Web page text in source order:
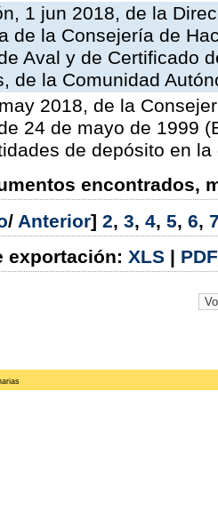
1 jun 2018, de la
de la Consejería de
Aval y de Certificado
de la Comunidad
2018, de la
24 de mayo de 1999
de depósito en
encontrados,
/ Anterior] 2, 3, 4, 5, 6,
exportación: XLS | PDF